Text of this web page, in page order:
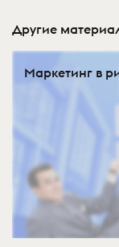
Другие
Маркетинг в